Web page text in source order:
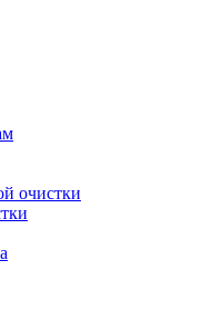
очистки